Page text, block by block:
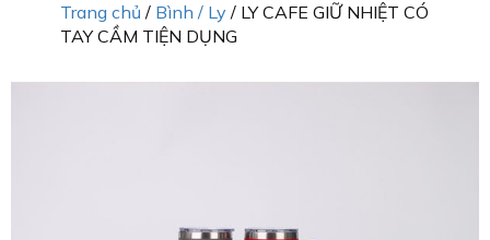
Trang chủ / Bình / Ly / LY CAFE GIỮ NHIỆT CÓ
TAY CẦM TIỆN DỤNG